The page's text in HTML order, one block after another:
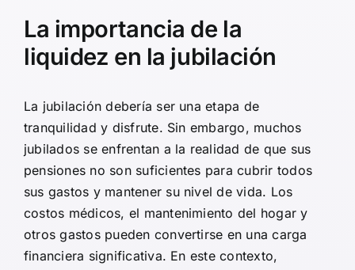
La importancia de la
liquidez en la jubilación
La jubilación debería ser una etapa de
tranquilidad y disfrute. Sin embargo, muchos
jubilados se enfrentan a la realidad de que sus
pensiones no son suficientes para cubrir todos
sus gastos y mantener su nivel de vida. Los
costos médicos, el mantenimiento del hogar y
otros gastos pueden convertirse en una carga
financiera significativa. En este contexto,